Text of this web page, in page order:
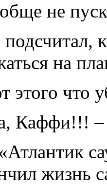
не
на
этого что
Каффи!!! –
жизнь